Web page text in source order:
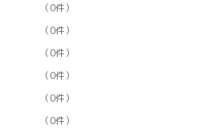
（0件）
（0件）
（0件）
（0件）
（0件）
（0件）